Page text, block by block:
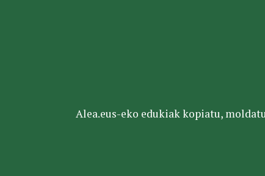
Alea.eus-eko edukiak kopiatu,